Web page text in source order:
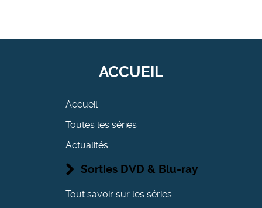
ACCUEIL
Accueil
Toutes les séries
Actualités
Sorties DVD & Blu-ray
Tout savoir sur les séries